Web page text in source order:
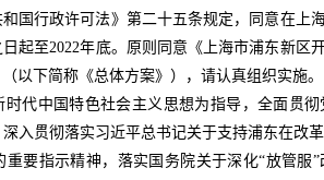
国行政许可法》第二十五条规定，同意在上
起至2022年底。原则同意《上海市浦东新区
以下简称《总体方案》），请认真组织实施。
代中国特色社会主义思想为指导，全面贯
入贯彻落实习近平总书记关于支持浦东在改
要指示精神，落实国务院关于深化“放管服